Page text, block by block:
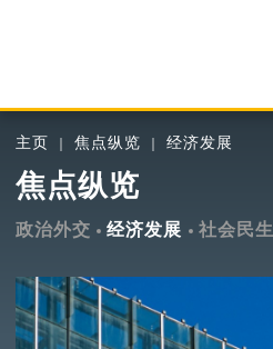
主页 焦点纵览 经济发展
焦点纵览
政治外交 经济发展 社会民生